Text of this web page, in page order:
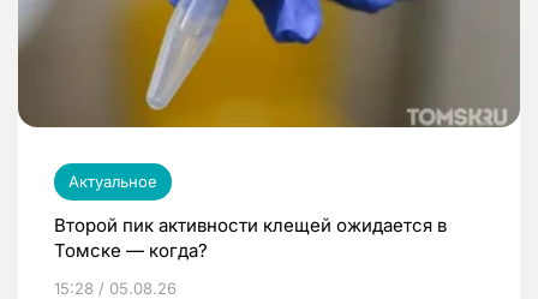
Актуальное
Второй пик активности клещей ожидается в
Томске — когда?
15:28 / 05.08.26